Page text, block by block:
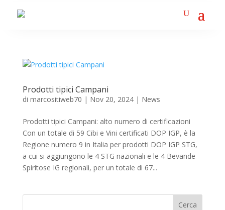
Prodotti tipici Campani
di marcositiweb70 | Nov 20, 2024| News
Prodotti tipici Campani: alto numero di certificazioni
Con un totale di 59 Cibi e Vini certificati DOP IGP, è la
Regione numero 9 in Italia per prodotti DOP IGP STG,
a cui si aggiungono le 4 STG nazionali e le 4 Bevande
Spiritose IG regionali, per un totale di 67...
Cerca